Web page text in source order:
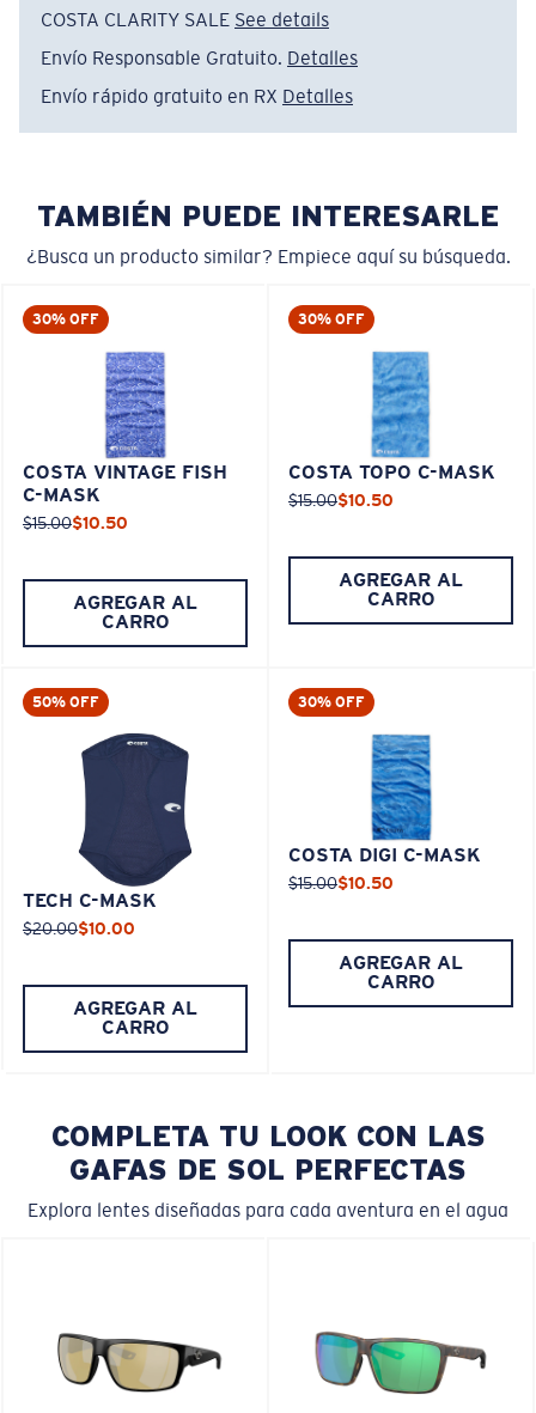
20” long
• 100% Microfiber Polyester
• Tubular Knit
Color:Azul
1.TOTAL TOP
WIDTH - EDGE
WHEN LAID
3.
4.
10
COSTA CLARITY SALE See details
Envío Responsable Gratuito. Detalles
Envío rápido gratuito en RX Detalles
TAMBIÉN PUEDE INTERESARLE
¿Busca un producto similar? Empiece aquí su búsqueda.
30% OFF
COSTA VINTAGE FISH
C-MASK
$15.00$10.50
AGREGAR AL
CARRO
30% OFF
COSTA TOPO C-MASK
$15.00$10.50
AGREGAR AL
CARRO
50% OFF
TECH C-MASK
$20.00$10.00
AGREGAR AL
CARRO
30% OFF
COSTA DIGI C-MASK
$15.00$10.50
AGREGAR AL
CARRO
COMPLETA TU LOOK CON LAS
GAFAS DE SOL PERFECTAS
Explora lentes diseñadas para cada aventura en el agua